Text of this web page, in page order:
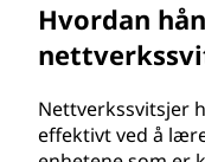
Hvordan
Nettverkssvitsjer
effektivt ved å